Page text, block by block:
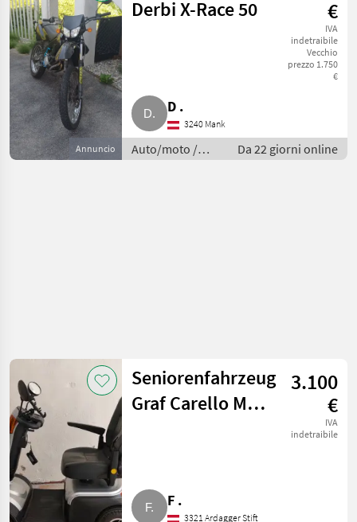
Annuncio
Derbi X-Race 50
€
IVA
indetraibile
Vecchio
prezzo 1.750
€
D .
3240 Mank
Auto/moto /
Altre auto e
Da 22 giorni online
Seniorenfahrzeug
Graf Carello MZ-
3.100
€
IVA
indetraibile
F .
3321 Ardagger Stift